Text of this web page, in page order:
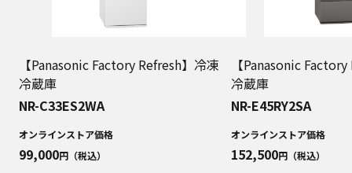
【Panasonic Factory Refresh】冷凍
冷蔵庫
NR-C33ES2WA
オンラインストア価格
99,000円（税込）
【Panasonic
冷蔵庫
NR-E45RY2SA
オンラインストア価格
152,500円（税込）